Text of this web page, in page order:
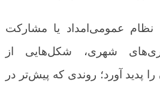
عمومی‌امداد یا مشارکت
شهری، شکل‌هایی از
آورد؛ روندی که پیش‌تر در